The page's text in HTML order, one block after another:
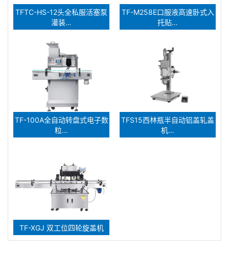
TFTC-HS-12头全私服活塞泵
灌装…
TF-M258E口服液高速卧式入
托贴…
TF-100A全自动转盘式电子数
粒…
TFS15西林瓶半自动铝盖轧盖
机…
TF-XGJ 双工位四轮旋盖机